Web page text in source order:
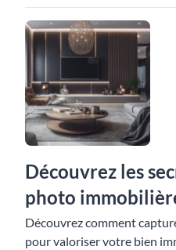
Découvrez les
photo
Découvrez comment
pour valoriser votre bien